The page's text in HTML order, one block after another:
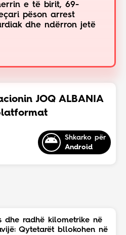
e të birit, 69-
pëson arrest
dhe ndërron jetë
JOQ ALBANIA
Shkarko për
Android
dhe radhë kilometrike në
Qytetarët bllokohen në